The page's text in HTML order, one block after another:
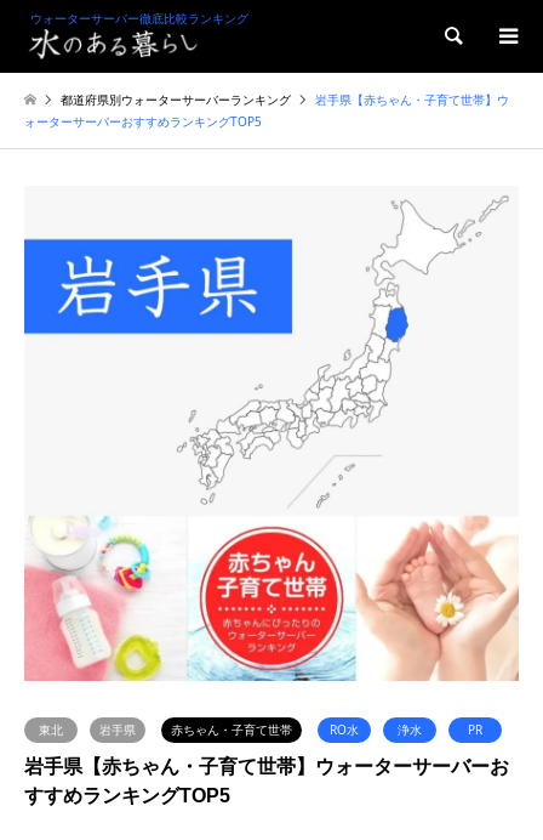
ウォーターサーバー徹底比較ランキング
検索
都道府県別ウォーターサーバーランキング
岩手県【赤ちゃん・子育て世帯】ウ
ォーターサーバーおすすめランキングTOP5
東北 岩手県 赤ちゃん・子育て世帯 RO水 浄水 PR
岩手県【赤ちゃん・子育て世帯】ウォーターサーバーお
すすめランキングTOP5